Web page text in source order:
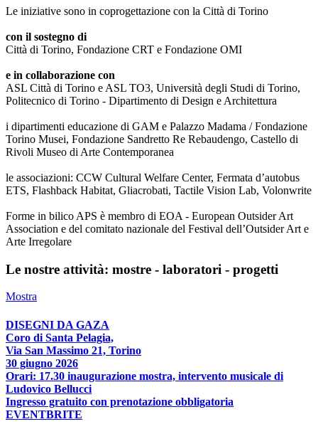
Le iniziative sono in coprogettazione con la Città di Torino
con il sostegno di
Città di Torino, Fondazione CRT e Fondazione OMI
e in collaborazione con
ASL Città di Torino e ASL TO3, Università degli Studi di Torino,
Politecnico di Torino - Dipartimento di Design e Architettura
i dipartimenti educazione di GAM e Palazzo Madama / Fondazione
Torino Musei, Fondazione Sandretto Re Rebaudengo, Castello di
Rivoli Museo di Arte Contemporanea
le associazioni: CCW Cultural Welfare Center, Fermata d’autobus
ETS, Flashback Habitat, Gliacrobati, Tactile Vision Lab, Volonwrite
Forme in bilico APS è membro di EOA - European Outsider Art
Association e del comitato nazionale del Festival dell’Outsider Art e
Arte Irregolare
Le nostre attività: mostre - laboratori - progetti
Mostra
DISEGNI DA GAZA
Coro di Santa Pelagia,
Via San Massimo 21, Torino
30 giugno 2026
Orari: 17.30 inaugurazione mostra, intervento musicale di
Ludovico Bellucci
Ingresso gratuito con prenotazione obbligatoria
EVENTBRITE